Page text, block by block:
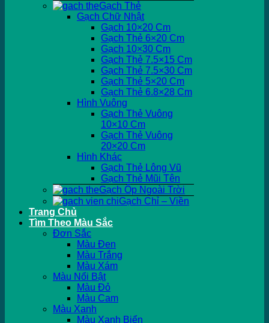
Gạch Thẻ
Gạch Chữ Nhật
Gạch 10×20 Cm
Gạch Thẻ 6×20 Cm
Gạch 10×30 Cm
Gạch Thẻ 7.5×15 Cm
Gạch Thẻ 7.5×30 Cm
Gạch Thẻ 5×20 Cm
Gạch Thẻ 6.8×28 Cm
Hình Vuông
Gạch Thẻ Vuông
10×10 Cm
Gạch Thẻ Vuông
20×20 Cm
Hình Khác
Gạch Thẻ Lông Vũ
Gạch Thẻ Mũi Tên
Gạch Ốp Ngoài Trời
Gạch Chỉ – Viền
Trang Chủ
Tìm Theo Màu Sắc
Đơn Sắc
Màu Đen
Màu Trắng
Màu Xám
Màu Nổi Bật
Màu Đỏ
Màu Cam
Màu Xanh
Màu Xanh Biển